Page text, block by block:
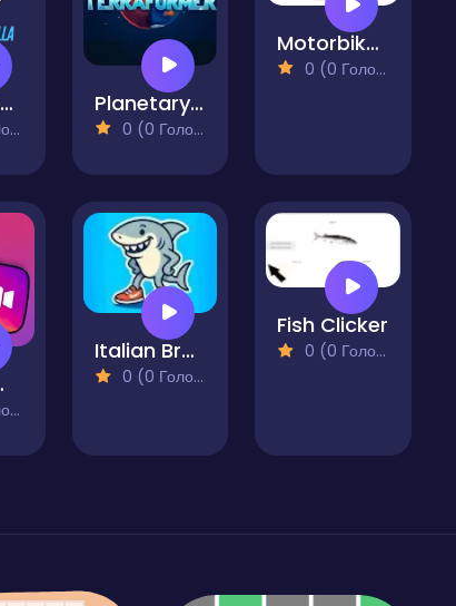
Catch the Colla Planetary Terraformer
0 (0 Голосів)
Motorbike Clicker
0 (0 Голосів)
Italian Brainrot Game
0 (0 Голосів)
Fish Clicker
0 (0 Голосів)